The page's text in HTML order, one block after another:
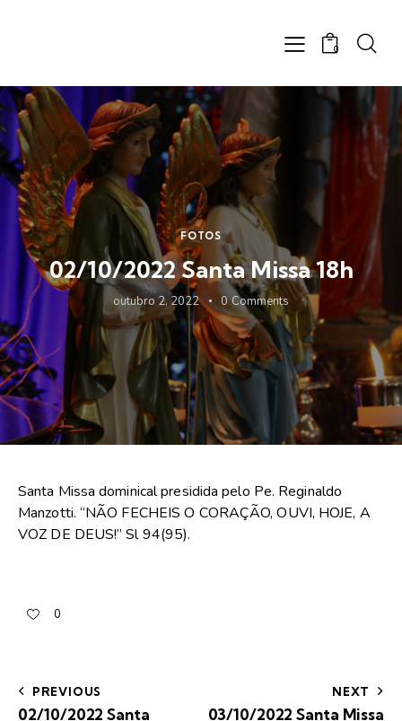
0
FOTOS
02/10/2022 Santa Missa 18h
outubro 2, 2022 0 Comments
Santa Missa dominical presidida pelo Pe. Reginaldo
Manzotti. “NÃO FECHEIS O CORAÇÃO, OUVI, HOJE, A
VOZ DE DEUS!” Sl 94(95).
0
PREVIOUS
02/10/2022 Santa
NEXT
03/10/2022 Santa Missa